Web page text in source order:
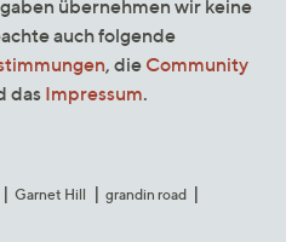
übernehmen wir keine
auch folgende
, die Community
das Impressum.
Garnet Hill
grandin road